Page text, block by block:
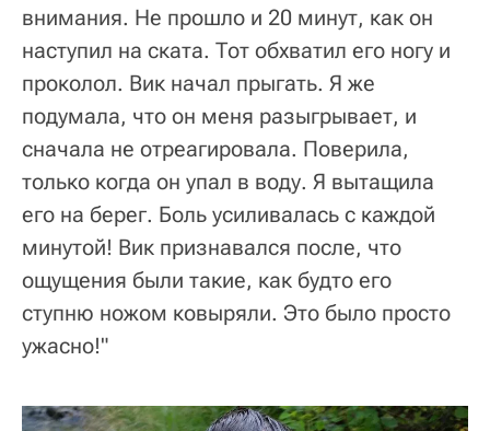
внимания. Не прошло и 20 минут, как он
наступил на ската. Тот обхватил его ногу и
проколол. Вик начал прыгать. Я же
подумала, что он меня разыгрывает, и
сначала не отреагировала. Поверила,
только когда он упал в воду. Я вытащила
его на берег. Боль усиливалась с каждой
минутой! Вик признавался после, что
ощущения были такие, как будто его
ступню ножом ковыряли. Это было просто
ужасно!"